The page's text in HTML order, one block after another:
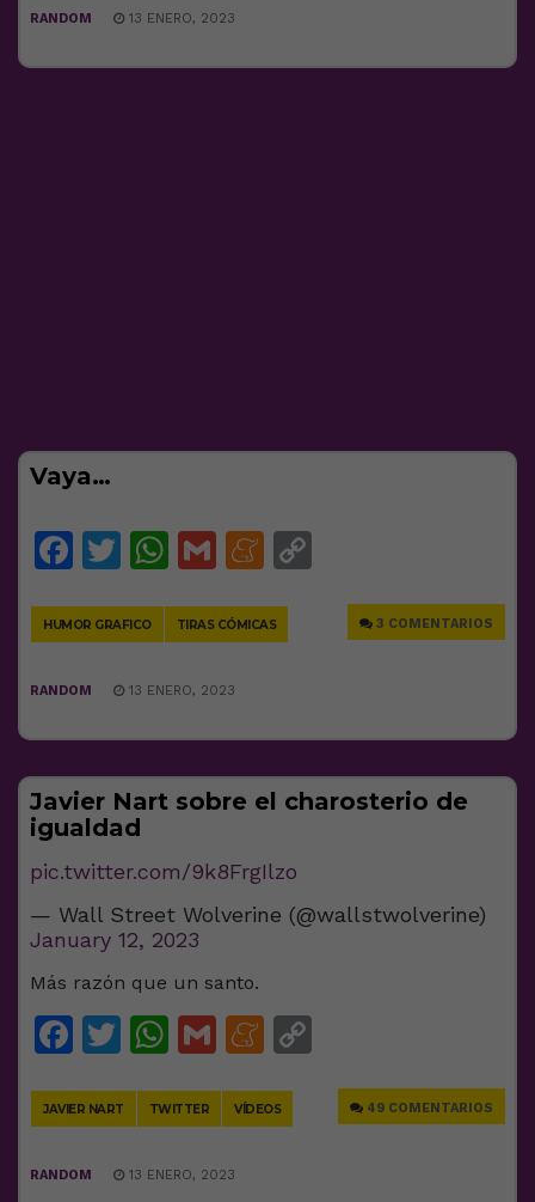
RANDOM 13 ENERO, 2023
Vaya…
Facebook
Twitter
WhatsApp
GmailMeneame
HUMOR GRAFICO TIRAS CÓMICAS 3 COMENTARIOS
RANDOM 13 ENERO, 2023
Javier Nart sobre el charosterio de
igualdad
pic.twitter.com/9k8FrgIlzo
— Wall Street Wolverine (@wallstwolverine)
January 12, 2023
Más razón que un santo.
Facebook
Twitter
WhatsApp
GmailMeneame
JAVIER NART TWITTER VÍDEOS 49 COMENTARIOS
RANDOM 13 ENERO, 2023